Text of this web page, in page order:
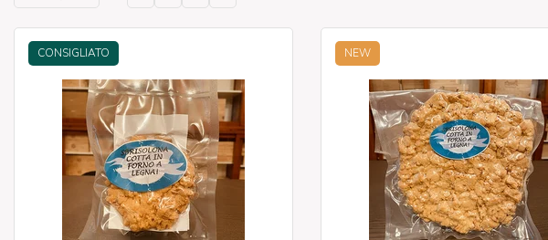
CONSIGLIATO NEW